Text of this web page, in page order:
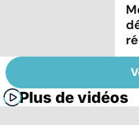
Plus de vidéos